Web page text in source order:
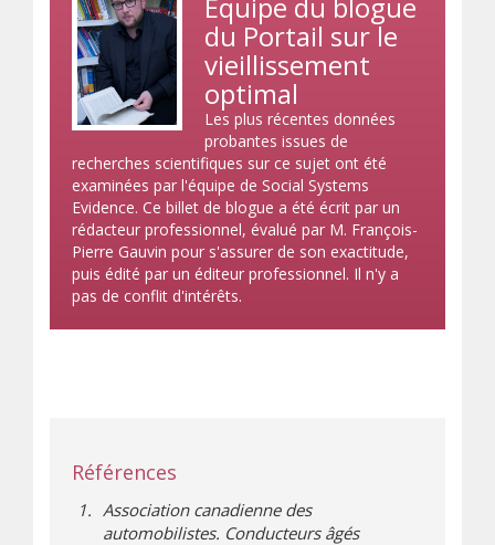
du Portail sur le
vieillissement
optimal
Les plus récentes données
probantes issues de
recherches scientifiques sur ce sujet ont été
examinées par l'équipe de Social Systems
Evidence. Ce billet de blogue a été écrit par un
rédacteur professionnel, évalué par M. François-
Pierre Gauvin pour s'assurer de son exactitude,
puis édité par un éditeur professionnel. Il n'y a
pas de conflit d'intérêts.
Références
Association canadienne des
automobilistes. Conducteurs âgés